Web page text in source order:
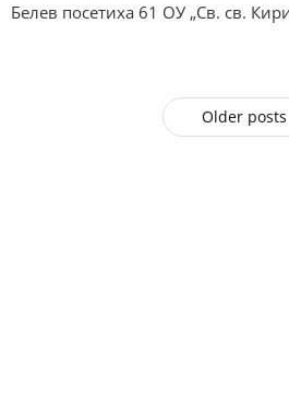
Белев посетиха 61 ОУ „Св. св.
Older posts